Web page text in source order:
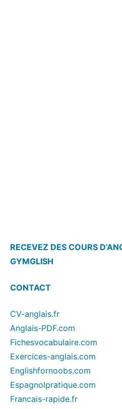
RECEVEZ DES COURS
GYMGLISH
CONTACT
CV-anglais.fr
Anglais-PDF.com
Fichesvocabulaire.com
Exercices-anglais.com
Englishfornoobs.com
Espagnolpratique.com
Francais-rapide.fr